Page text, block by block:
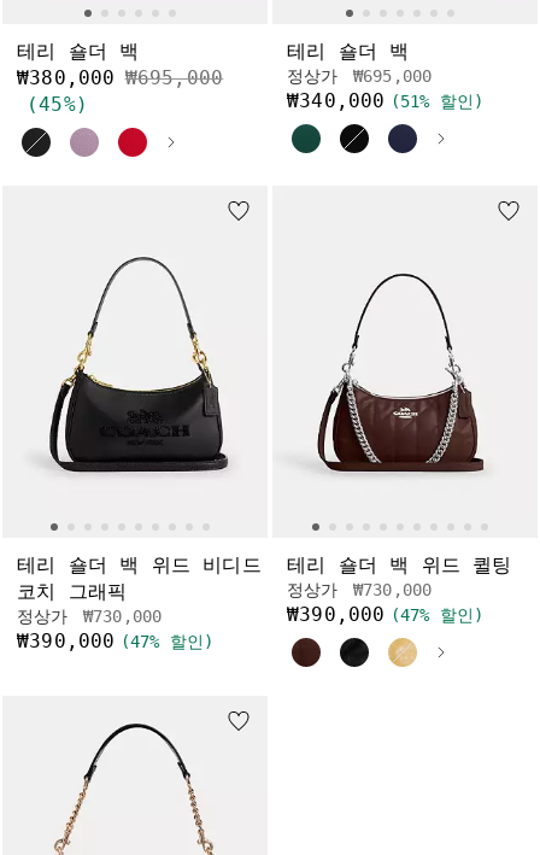
테리 숄더 백
₩380,000 가격 인하 전
₩695,000인하됨
(45%)
테리 숄더 백
정상가 가격 인하 전
₩695,000인하됨
₩340,000 (51% 할인)
테리 숄더 백 위드 비디드
코치 그래픽
정상가 가격 인하 전
₩730,000인하됨
₩390,000 (47% 할인)
테리 숄더 백 위드 퀼팅
정상가 가격 인하 전
₩730,000인하됨
₩390,000 (47% 할인)